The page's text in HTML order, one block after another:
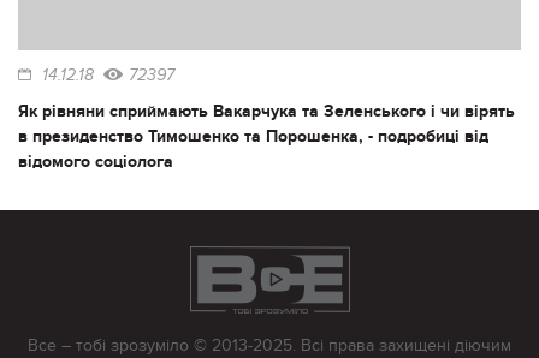
14.12.18 72397
Як рівняни сприймають Вакарчука та Зеленського і чи вірять
в президенство Тимошенко та Порошенка, - подробиці від
відомого соціолога
Все – тобі зрозуміло © 2013-2025. Всі права захищені діючим